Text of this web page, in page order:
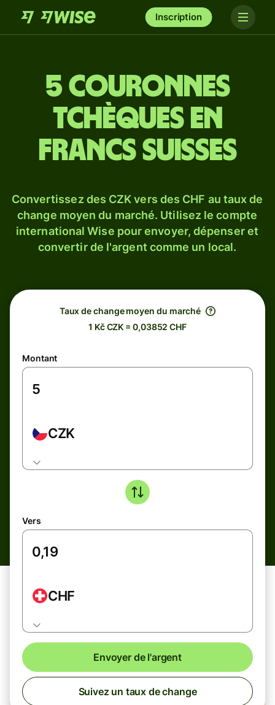
Inscription
5 couronnes
tchèques en
francs suisses
Convertissez des CZK vers des CHF au taux de
change moyen du marché. Utilisez le compte
international Wise pour envoyer, dépenser et
convertir de l'argent comme un local.
Taux de change moyen du marché
1 Kč CZK = 0,03852 CHF
Montant
CZK
Vers
CHF
Envoyer de l'argent
Suivez un taux de change